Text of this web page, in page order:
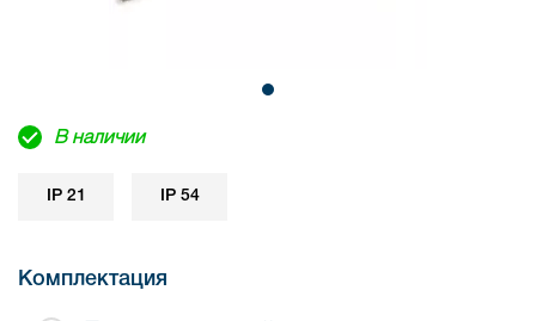
В наличии
IP 21 IP 54
Комплектация